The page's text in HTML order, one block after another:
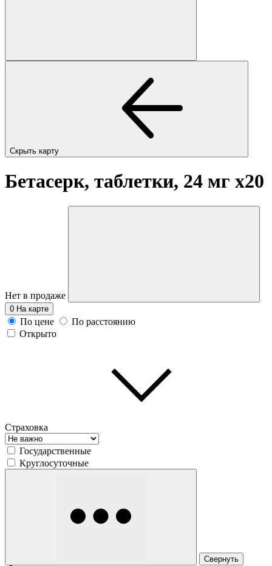
Скрыть карту
Бетасерк, таблетки, 24 мг x20
Нет в продаже
0 На карте
По цене
По расстоянию
Открыто
Страховка
Государственные
Круглосуточные
Свернуть